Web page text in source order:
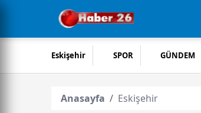
Eskişehir SPOR GÜNDEM
Anasayfa Eskişehir